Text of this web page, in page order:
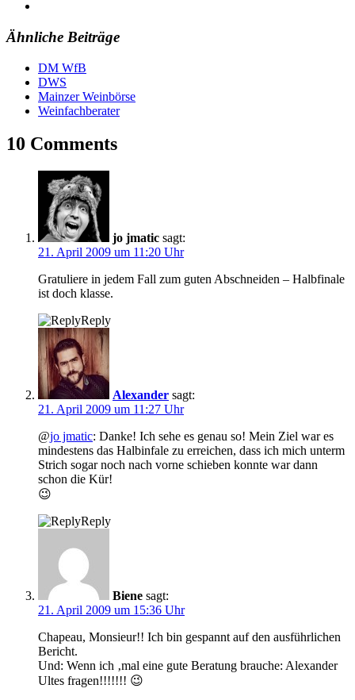
Ähnliche Beiträge
DM WfB
DWS
Mainzer Weinbörse
Weinfachberater
10 Comments
jo jmatic sagt:
21. April 2009 um 11:20 Uhr
Gratuliere in jedem Fall zum guten Abschneiden – Halbfinale
ist doch klasse.
Reply
Alexander sagt:
21. April 2009 um 11:27 Uhr
@jo jmatic: Danke! Ich sehe es genau so! Mein Ziel war es
mindestens das Halbinfale zu erreichen, dass ich mich unterm
Strich sogar noch nach vorne schieben konnte war dann
schon die Kür!
😉
Reply
Biene sagt:
21. April 2009 um 15:36 Uhr
Chapeau, Monsieur!! Ich bin gespannt auf den ausführlichen
Bericht.
Und: Wenn ich ‚mal eine gute Beratung brauche: Alexander
Ultes fragen!!!!!!! 😉